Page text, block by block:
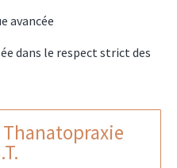
avancée
dans le respect strict des